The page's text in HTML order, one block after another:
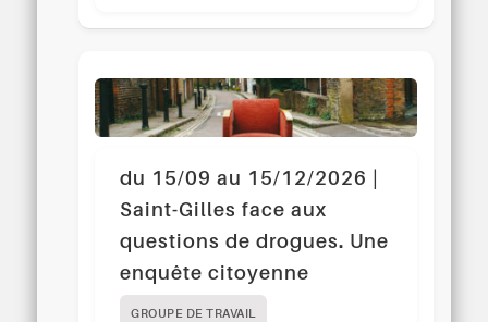
du 15/09 au 15/12/2026 |
Saint-Gilles face aux
questions de drogues. Une
enquête citoyenne
GROUPE DE TRAVAIL